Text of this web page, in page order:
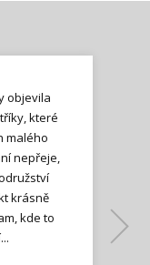
objevila
které
malého
nepřeje,
krásně
kde to